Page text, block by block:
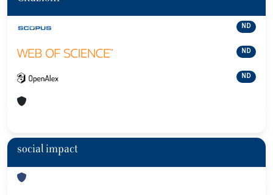
ND
ND
ND
social impact